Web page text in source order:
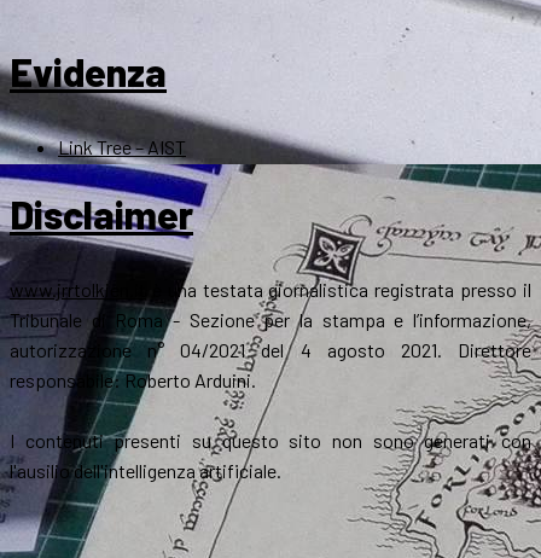
Evidenza
Link Tree – AIST
Disclaimer
www.jrrtolkien.it
è una testata giornalistica registrata presso il
Tribunale di Roma - Sezione per la stampa e l’informazione,
autorizzazione n° 04/2021 del 4 agosto 2021. Direttore
responsabile: Roberto Arduini.
I contenuti presenti su questo sito non sono generati con
l'ausilio dell'intelligenza artificiale.